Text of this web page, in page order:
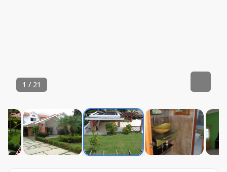
1 / 21